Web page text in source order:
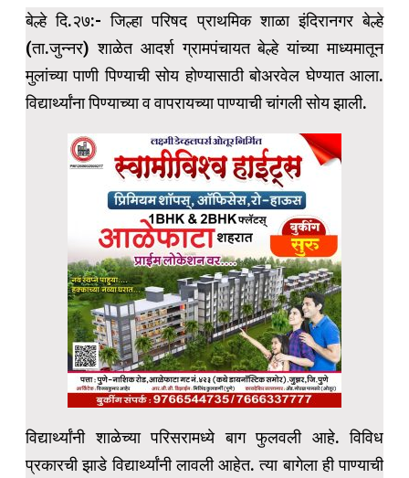
बेल्हे दि.२७:- जिल्हा परिषद प्राथमिक शाळा इंदिरानगर बेल्हे
(ता.जुन्नर) शाळेत आदर्श ग्रामपंचायत बेल्हे यांच्या माध्यमातून
मुलांच्या पाणी पिण्याची सोय होण्यासाठी बोअरवेल घेण्यात आला.
विद्यार्थ्यांना पिण्याच्या व वापरायच्या पाण्याची चांगली सोय झाली.
विद्यार्थ्यांनी शाळेच्या परिसरामध्ये बाग फुलवली आहे. विविध
प्रकारची झाडे विद्यार्थ्यांनी लावली आहेत. त्या बागेला ही पाण्याची